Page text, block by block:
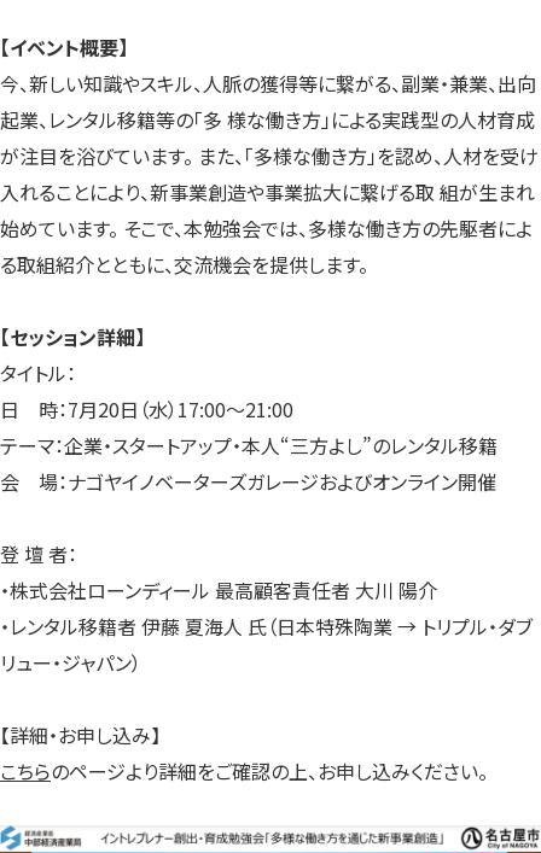
【イベント概要】
今、新しい知識やスキル、人脈の獲得等に繋がる、副業・兼業、出向
起業、レンタル移籍等の「多 様な働き方」による実践型の人材育成
が注目を浴びています。 また、「多様な働き方」を認め、人材を受け
入れることにより、新事業創造や事業拡大に繋げる取 組が生まれ
始めています。 そこで、本勉強会では、多様な働き方の先駆者によ
る取組紹介とともに、交流機会を提供します。
【セッション詳細】
タイトル：
日 時：7月20日（水）17:00～21:00
テーマ：企業・スタートアップ・本人“三方よし”のレンタル移籍
会 場：ナゴヤイノベーターズガレージおよびオンライン開催
登 壇 者：
・株式会社ローンディール 最高顧客責任者 大川 陽介
・レンタル移籍者 伊藤 夏海人 氏（日本特殊陶業 → トリプル・ダブ
リュー・ジャパン）
【詳細・お申し込み】
こちらのページより詳細をご確認の上、お申し込みください。